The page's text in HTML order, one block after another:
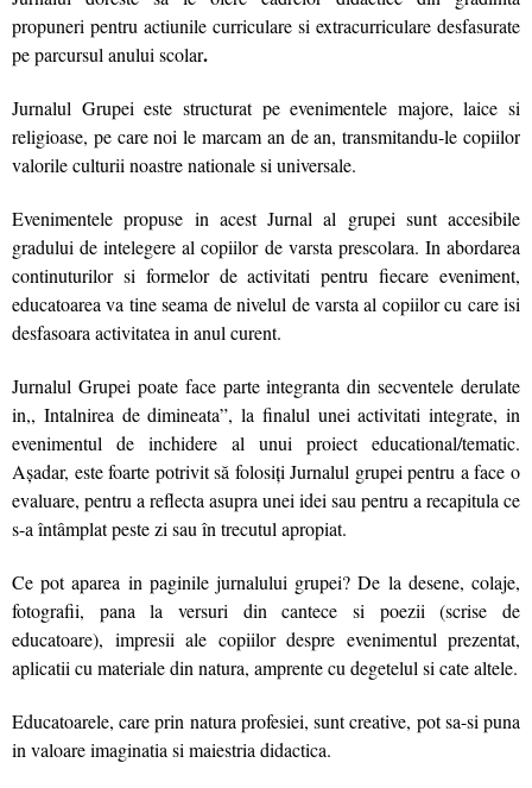
propuneri pentru actiunile curriculare si extracurriculare desfasurate
pe parcursul anului scolar.
Jurnalul Grupei este structurat pe evenimentele majore, laice si
religioase, pe care noi le marcam an de an, transmitandu-le copiilor
valorile culturii noastre nationale si universale.
Evenimentele propuse in acest Jurnal al grupei sunt accesibile
gradului de intelegere al copiilor de varsta prescolara. In abordarea
continuturilor si formelor de activitati pentru fiecare eveniment,
educatoarea va tine seama de nivelul de varsta al copiilor cu care isi
desfasoara activitatea in anul curent.
Jurnalul Grupei poate face parte integranta din secventele derulate
in,, Intalnirea de dimineata”, la finalul unei activitati integrate, in
evenimentul de inchidere al unui proiect educational/tematic.
Aşadar, este foarte potrivit să folosiţi Jurnalul grupei pentru a face o
evaluare, pentru a reflecta asupra unei idei sau pentru a recapitula ce
s-a întâmplat peste zi sau în trecutul apropiat.
Ce pot aparea in paginile jurnalului grupei? De la desene, colaje,
fotografii, pana la versuri din cantece si poezii (scrise de
educatoare), impresii ale copiilor despre evenimentul prezentat,
aplicatii cu materiale din natura, amprente cu degetelul si cate altele.
Educatoarele, care prin natura profesiei, sunt creative, pot sa-si puna
in valoare imaginatia si maiestria didactica.